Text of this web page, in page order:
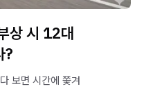
상 시 12대
?
보면 시간에 쫓겨